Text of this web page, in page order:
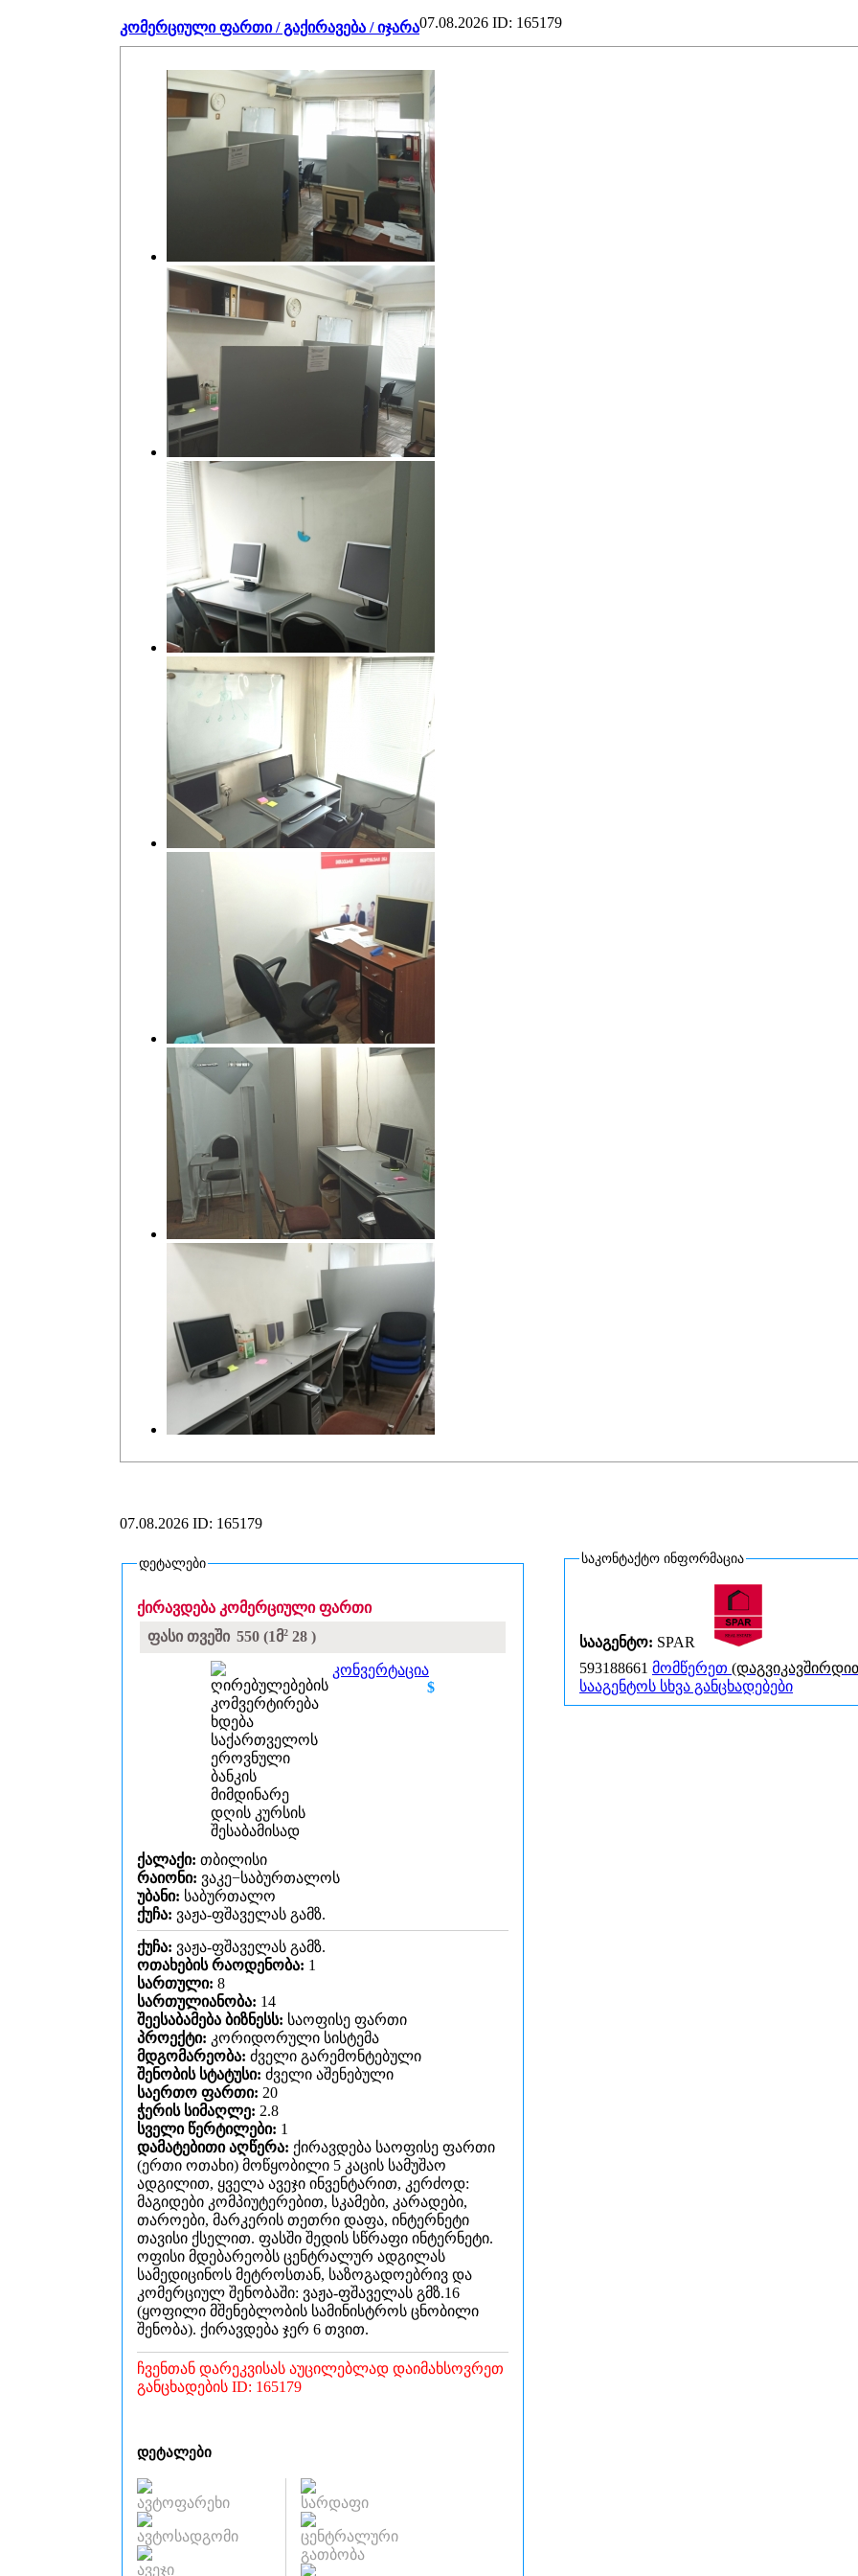
კომერციული ფართი / გაქირავება / იჯარა07.08.2026 ID: 165179
07.08.2026 ID: 165179
დეტალები
ქირავდება კომერციული ფართი
ფასი თვეში 550 (1მ2 28 )
ღირებულებების
კომვერტირება
ხდება
საქართველოს
ეროვნული
ბანკის
მიმდინარე
დღის კურსის
შესაბამისად
კონვერტაცია
$
ქალაქი: თბილისი
რაიონი: ვაკე−საბურთალოს
უბანი: საბურთალო
ქუჩა: ვაჟა-ფშაველას გამზ.
ქუჩა: ვაჟა-ფშაველას გამზ.
ოთახების რაოდენობა: 1
სართული: 8
სართულიანობა: 14
შეესაბამება ბიზნესს: საოფისე ფართი
პროექტი: კორიდორული სისტემა
მდგომარეობა: ძველი გარემონტებული
შენობის სტატუსი: ძველი აშენებული
საერთო ფართი: 20
ჭერის სიმაღლე: 2.8
სველი წერტილები: 1
დამატებითი აღწერა: ქირავდება საოფისე ფართი
(ერთი ოთახი) მოწყობილი 5 კაცის სამუშაო
ადგილით, ყველა ავეჯი ინვენტარით, კერძოდ:
მაგიდები კომპიუტერებით, სკამები, კარადები,
თაროები, მარკერის თეთრი დაფა, ინტერნეტი
თავისი ქსელით. ფასში შედის სწრაფი ინტერნეტი.
ოფისი მდებარეობს ცენტრალურ ადგილას
სამედიცინოს მეტროსთან, საზოგადოებრივ და
კომერციულ შენობაში: ვაჟა-ფშაველას გმზ.16
(ყოფილი მშენებლობის სამინისტროს ცნობილი
შენობა). ქირავდება ჯერ 6 თვით.
ჩვენთან დარეკვისას აუცილებლად დაიმახსოვრეთ
განცხადების ID: 165179
დეტალები
ავტოფარეხი
ავტოსადგომი
ავეჯი
სარდაფი
ცენტრალური
გათბობა
საკონტაქტო ინფორმაცია
სააგენტო: SPAR
593188661 მომწერეთ
სააგენტოს სხვა განცხადებები